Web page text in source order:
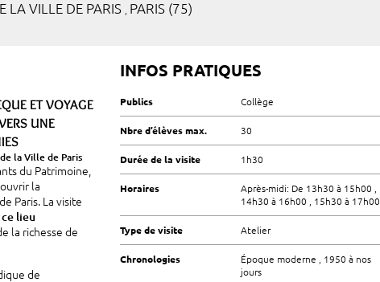
LA VILLE DE PARIS PARIS (75)
ET VOYAGE
UNE
la Ville de Paris
du Patrimoine,
la
Paris. La visite
lieu
la richesse de
de
INFOS PRATIQUES
Publics Collège
Nbre d’élèves max. 30
Durée de la visite 1h30
Horaires
Après-midi: De 13h30 à 15h00 ,
14h30 à 16h00 , 15h30 à 17h00
Type de visite Atelier
Chronologies
Époque moderne , 1950 à nos
jours